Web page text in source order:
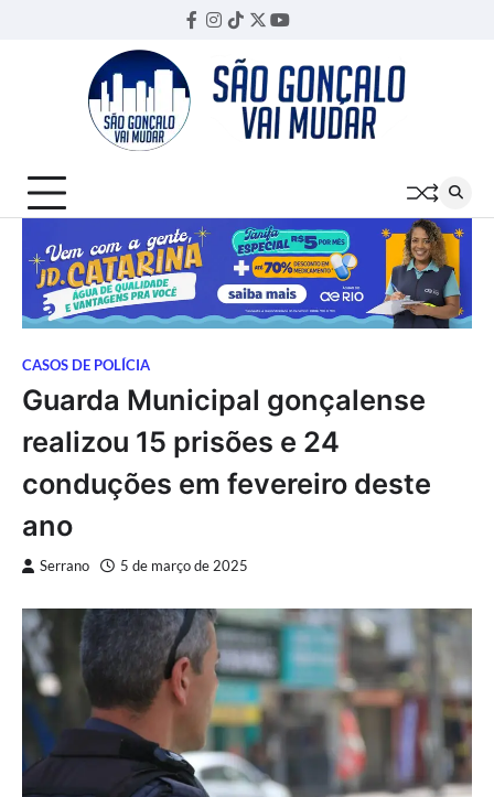
Facebook
Instagram
TikTok
TwitterYouTube
CASOS DE POLÍCIA
Guarda Municipal gonçalense
realizou 15 prisões e 24
conduções em fevereiro deste
ano
Serrano 5 de março de 2025